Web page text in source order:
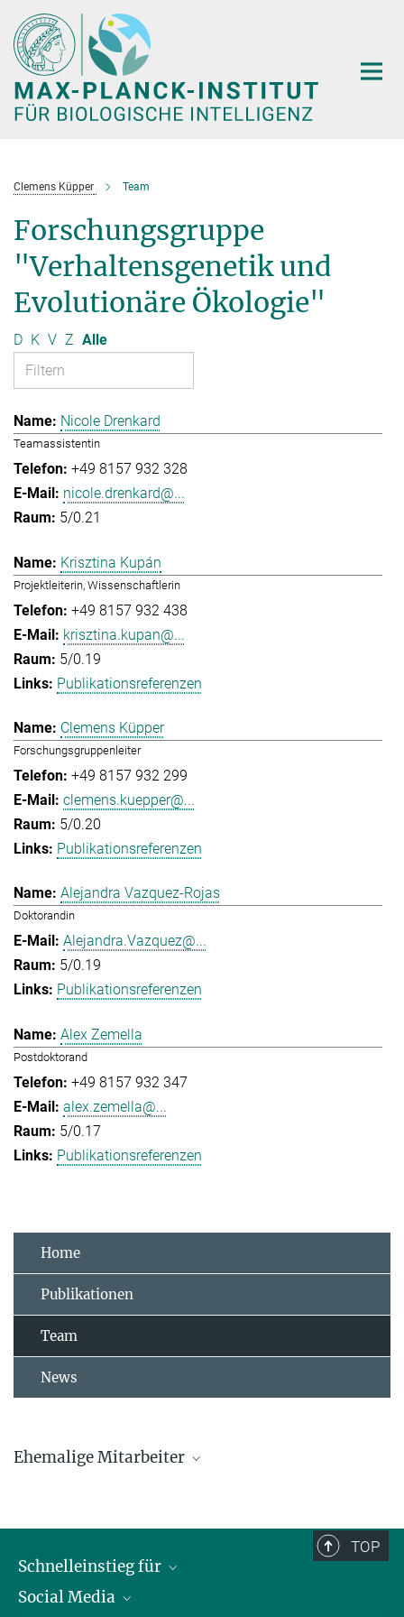
Hauptinhalt
Clemens Küpper Team
Forschungsgruppe
"Verhaltensgenetik und
Evolutionäre Ökologie"
D K V Z Alle
Nicole Drenkard
Teamassistentin
+49 8157 932 328
nicole.drenkard@...
5/0.21
Krisztina Kupán
Projektleiterin, Wissenschaftlerin
+49 8157 932 438
krisztina.kupan@...
5/0.19
Publikationsreferenzen
Clemens Küpper
Forschungsgruppenleiter
+49 8157 932 299
clemens.kuepper@...
5/0.20
Publikationsreferenzen
Alejandra Vazquez-Rojas
Doktorandin
Alejandra.Vazquez@...
5/0.19
Publikationsreferenzen
Alex Zemella
Postdoktorand
+49 8157 932 347
alex.zemella@...
5/0.17
Publikationsreferenzen
Home
Publikationen
Team
News
Ehemalige Mitarbeiter
Jelena.Belojevic@...
Luke Eberhard-Hertel
TOP
Schnelleinstieg für
Journalist*innen
Social Media